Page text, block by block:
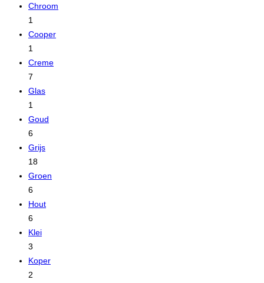
Chroom
1
Cooper
1
Creme
7
Glas
1
Goud
6
Grijs
18
Groen
6
Hout
6
Klei
3
Koper
2